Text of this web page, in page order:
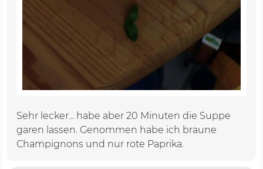
Sehr lecker... habe aber 20 Minuten die Suppe
garen lassen. Genommen habe ich braune
Champignons und nur rote Paprika.